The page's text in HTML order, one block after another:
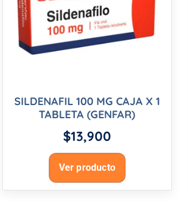
SILDENAFIL 100 MG CAJA X 1
TABLETA (GENFAR)
$13,900
Ver producto